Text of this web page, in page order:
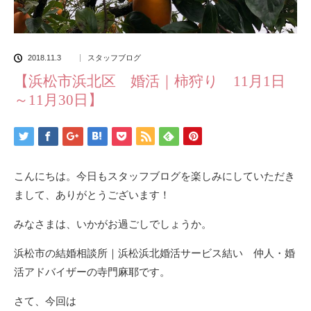
2018.11.3 スタッフブログ
【浜松市浜北区 婚活｜柿狩り 11月1日
～11月30日】
こんにちは。今日もスタッフブログを楽しみにしていただき
まして、ありがとうございます！
みなさまは、いかがお過ごしでしょうか。
浜松市の結婚相談所｜浜松浜北婚活サービス結い 仲人・婚
活アドバイザーの寺門麻耶です。
さて、今回は